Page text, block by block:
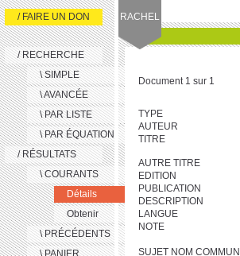
RACHEL
/ FAIRE UN DON
/ RECHERCHE
\ SIMPLE
\ AVANCÉE
\ PAR LISTE
\ PAR ÉQUATION
/ RÉSULTATS
\ COURANTS
Détails
Obtenir
\ PRÉCÉDENTS
\ PANIER
Document 1 sur 1
TYPE
AUTEUR
TITRE
AUTRE TITRE
EDITION
PUBLICATION
DESCRIPTION
LANGUE
NOTE
SUJET NOM COMMUN